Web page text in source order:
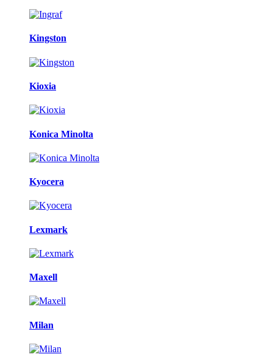
Kingston
Kioxia
Konica Minolta
Kyocera
Lexmark
Maxell
Milan